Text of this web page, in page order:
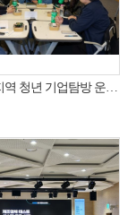
업탐방 운영…AI 특강·멘토링 강화